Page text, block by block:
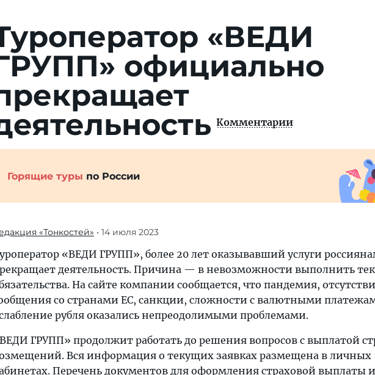
«ВЕДИ
официально
Комментарии
Горящие туры по России
«Тонкостей» • 14 июля 2023
«ВЕДИ ГРУПП», более 20 лет оказывавший услуги
деятельность. Причина — в невозможности выполнить
На сайте компании сообщается, что пандемия,
со странами ЕС, санкции, сложности с валютными
рубля оказались непреодолимыми проблемами.
ГРУПП» продолжит работать до решения вопросов с выплатой
Вся информация о текущих заявках размещена в личных
Перечень документов для оформления страховой выплаты